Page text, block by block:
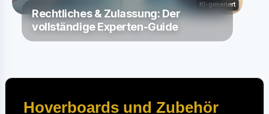
KI-generiert
Rechtliches & Zulassung: Der
vollständige Experten-Guide
Hoverboards und Zubehör